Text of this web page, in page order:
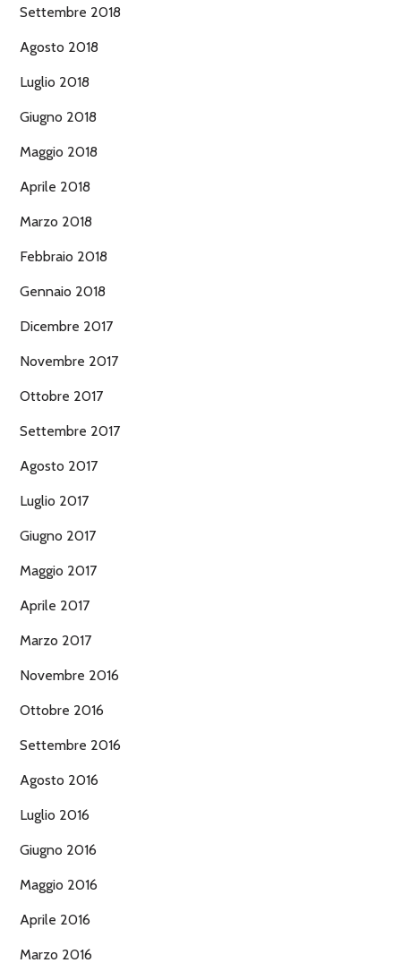
Settembre 2018
Agosto 2018
Luglio 2018
Giugno 2018
Maggio 2018
Aprile 2018
Marzo 2018
Febbraio 2018
Gennaio 2018
Dicembre 2017
Novembre 2017
Ottobre 2017
Settembre 2017
Agosto 2017
Luglio 2017
Giugno 2017
Maggio 2017
Aprile 2017
Marzo 2017
Novembre 2016
Ottobre 2016
Settembre 2016
Agosto 2016
Luglio 2016
Giugno 2016
Maggio 2016
Aprile 2016
Marzo 2016